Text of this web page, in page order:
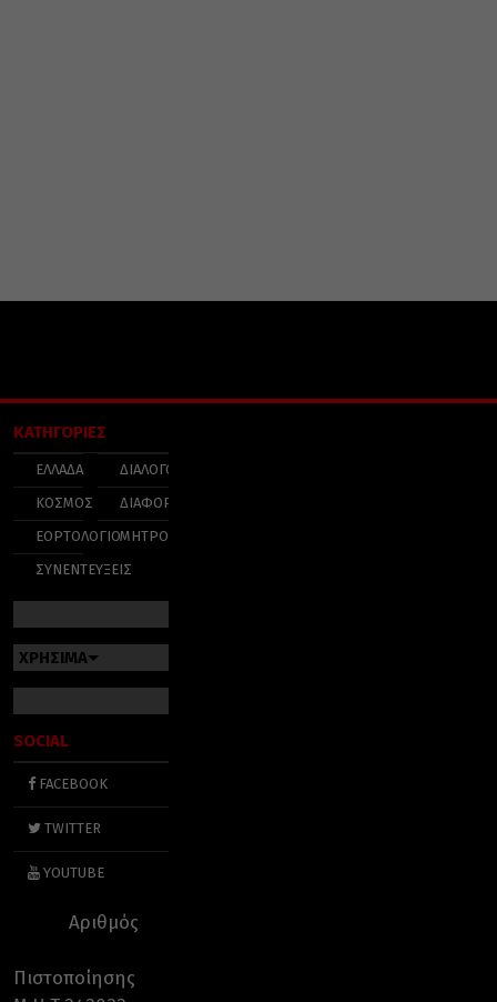
ΚΑΤΗΓΟΡΙΕΣ
ΕΛΛΑΔΑ
ΚΟΣΜΟΣ
ΕΟΡΤΟΛΟΓΙΟ
ΣΥΝΕΝΤΕΥΞΕΙΣ
ΔΙΑΛΟΓΟΣ
ΔΙΑΦΟΡΑ
ΜΗΤΡΟΠΟΛΕΙΣ
ΧΡΗΣΙΜΑ
SOCIAL
FACEBOOK
TWITTER
YOUTUBE
Αριθμός
Πιστοποίησης